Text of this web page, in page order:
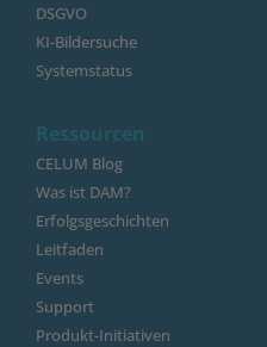
DSGVO
KI-Bildersuche
Systemstatus
Ressourcen
CELUM Blog
Was ist DAM?
Erfolgsgeschichten
Leitfaden
Events
Support
Produkt-Initiativen